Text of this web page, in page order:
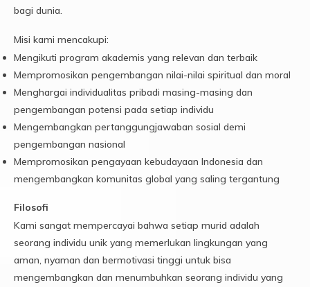
bagi dunia.
Misi kami mencakupi:
Mengikuti program akademis yang relevan dan terbaik
Mempromosikan pengembangan nilai-nilai spiritual dan moral
Menghargai individualitas pribadi masing-masing dan
pengembangan potensi pada setiap individu
Mengembangkan pertanggungjawaban sosial demi
pengembangan nasional
Mempromosikan pengayaan kebudayaan Indonesia dan
mengembangkan komunitas global yang saling tergantung
Filosofi
Kami sangat mempercayai bahwa setiap murid adalah
seorang individu unik yang memerlukan lingkungan yang
aman, nyaman dan bermotivasi tinggi untuk bisa
mengembangkan dan menumbuhkan seorang individu yang